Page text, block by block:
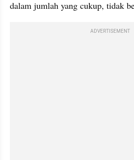
dalam jumlah yang cukup, tidak
ADVERTISEMENT